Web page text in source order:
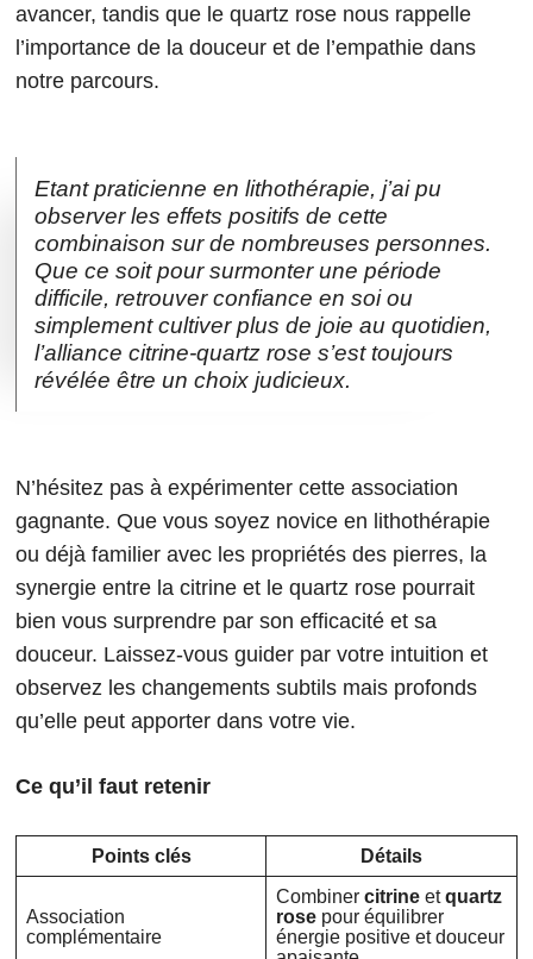
avancer, tandis que le quartz rose nous rappelle
l’importance de la douceur et de l’empathie dans
notre parcours.
Etant praticienne en lithothérapie, j’ai pu
observer les effets positifs de cette
combinaison sur de nombreuses personnes.
Que ce soit pour surmonter une période
difficile, retrouver confiance en soi ou
simplement cultiver plus de joie au quotidien,
l’alliance citrine-quartz rose s’est toujours
révélée être un choix judicieux.
N’hésitez pas à expérimenter cette association
gagnante. Que vous soyez novice en lithothérapie
ou déjà familier avec les propriétés des pierres, la
synergie entre la citrine et le quartz rose pourrait
bien vous surprendre par son efficacité et sa
douceur. Laissez-vous guider par votre intuition et
observez les changements subtils mais profonds
qu’elle peut apporter dans votre vie.
Ce qu’il faut retenir
Points clés Détails
Association
complémentaire
Combiner citrine etquartz
rose pour équilibrer
énergie positive et douceur